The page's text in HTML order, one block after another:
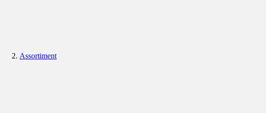
Assortiment